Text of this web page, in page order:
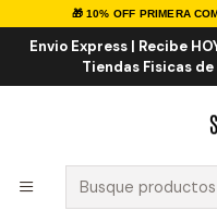
🎁 10% OFF PRIMERA
Envio Express | Recibe
Tiendas Fisicas
Inicio
|FUME